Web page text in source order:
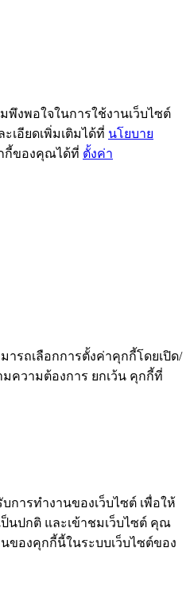
งพอใจในการใช้งานเว็บไซต์
เอียดเพิ่มเติมได้ที่ นโยบาย
กี้ของคุณได้ที่ ตั้งค่า
รถเลือกการตั้งค่าคุกกี้โดยเปิด/
ความต้องการ ยกเว้น คุกกี้ที่
การทำงานของเว็บไซต์ เพื่อให้
นปกติ และเข้าชมเว็บไซต์ คุณ
ของคุกกี้นี้ในระบบเว็บไซต์ของ